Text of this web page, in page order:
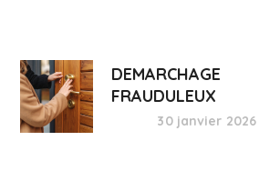
DEMARCHAGE
FRAUDULEUX
30 janvier 2026